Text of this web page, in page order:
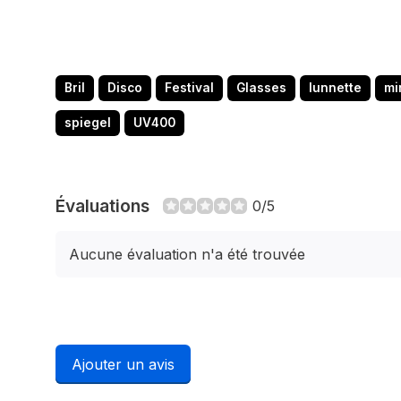
Bril Disco Festival Glasses lunnette
spiegel UV400
Évaluations 0/5
Aucune évaluation n'a été trouvée
Ajouter un avis